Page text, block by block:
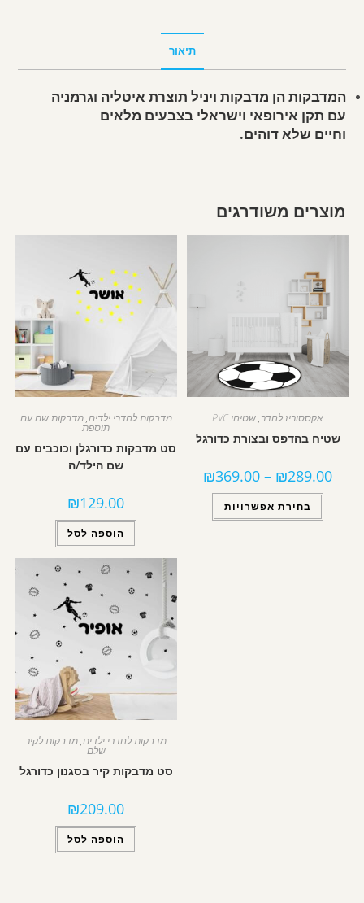
תיאור
המדבקות הן מדבקות ויניל תוצרת איטליה וגרמניה
עם תקן אירופאי וישראלי בצבעים מלאים
וחיים שלא דוהים.
מוצרים משודרגים
מדבקות לחדרי ילדים,מדבקות שם עם
תוספת
סט מדבקות כדורגלן וכוכבים עם
שם הילד/ה
₪129.00
הוספה לסל
אקססוריז לחדר,שטיחי PVC
שטיח בהדפס ובצורת כדורגל
₪289.00
–
₪369.00
בחירת אפשרויות
מדבקות לחדרי ילדים,מדבקות לקיר
שלם
סט מדבקות קיר בסגנון כדורגל
₪209.00
הוספה לסל